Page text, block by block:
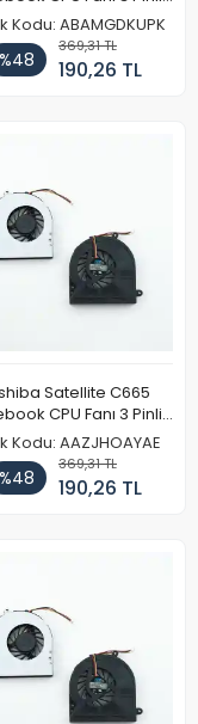
(Model 1)
Kodu: ABAMGDKUPK
%48
369,31 TL
190,26 TL
Satellite C665
CPU Fanı 3 Pinli
(Model 1)
Kodu: AAZJHOAYAE
%48
369,31 TL
190,26 TL